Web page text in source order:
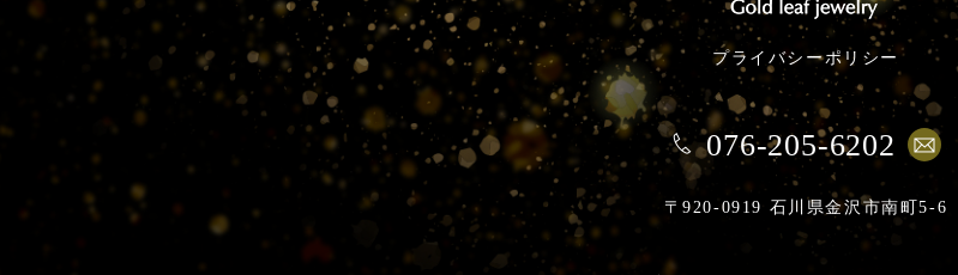
プライバシーポリシー
076-205-6202
〒920-0919 石川県金沢市南町5-6